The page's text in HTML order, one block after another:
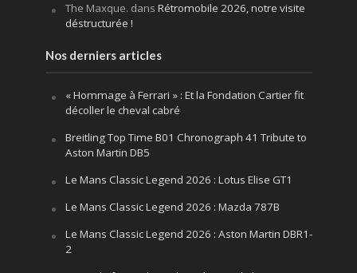
The Maxque. dans Rétromobile 2026, notre visite
déstructurée !
Nos derniers articles
« Hommage à Ferrari » : Et la Fondation Cartier fit
décoller le cheval cabré
Breitling Top Time B01 Chronograph 41 Tribute to
Aston Martin DB5
Le Mans Classic Legend 2026 : Lotus Elise GT1
Le Mans Classic Legend 2026 : Mazda 787B
Le Mans Classic Legend 2026 : Aston Martin DBR1-
2